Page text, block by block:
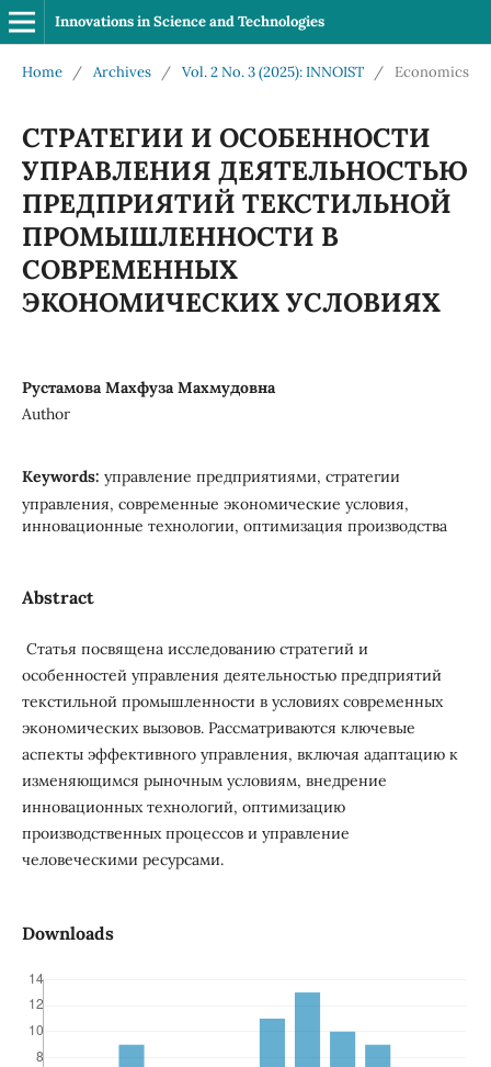
Innovations in Science and Technologies
Home / Archives / Vol. 2 No. 3 (2025): INNOIST / Economics
СТРАТЕГИИ И ОСОБЕННОСТИ
УПРАВЛЕНИЯ ДЕЯТЕЛЬНОСТЬЮ
ПРЕДПРИЯТИЙ ТЕКСТИЛЬНОЙ
ПРОМЫШЛЕННОСТИ В
СОВРЕМЕННЫХ
ЭКОНОМИЧЕСКИХ УСЛОВИЯХ
Рустамова Махфуза Махмудовна
Author
Keywords: управление предприятиями, стратегии
управления, современные экономические условия,
инновационные технологии, оптимизация производства
Abstract
Статья посвящена исследованию стратегий и
особенностей управления деятельностью предприятий
текстильной промышленности в условиях современных
экономических вызовов. Рассматриваются ключевые
аспекты эффективного управления, включая адаптацию к
изменяющимся рыночным условиям, внедрение
инновационных технологий, оптимизацию
производственных процессов и управление
человеческими ресурсами.
Downloads